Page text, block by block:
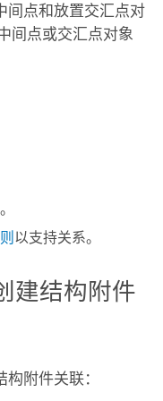
间点和放置交汇点对
间点或交汇点对象
。
以支持关系。
建结构附件
附件关联：